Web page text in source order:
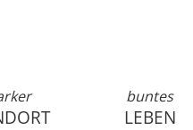
buntes
LEBEN